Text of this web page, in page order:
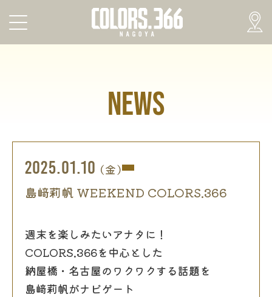
NEWS
2025.01.10 (金)
島﨑莉帆 WEEKEND COLORS.366
週末を楽しみたいアナタに！
COLORS.366を中心とした
納屋橋・名古屋のワクワクする話題を
島﨑莉帆がナビゲート